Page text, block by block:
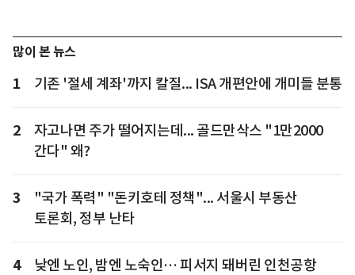
많이 본 뉴스
1 기존 '절세 계좌'까지 칼질... ISA 개편안에 개미들 분통
2
자고나면 주가 떨어지는데... 골드만삭스 "1만2000
간다" 왜?
3
"국가 폭력" "돈키호테 정책"... 서울시 부동산
토론회, 정부 난타
4 낮엔 노인, 밤엔 노숙인… 피서지 돼버린 인천공항